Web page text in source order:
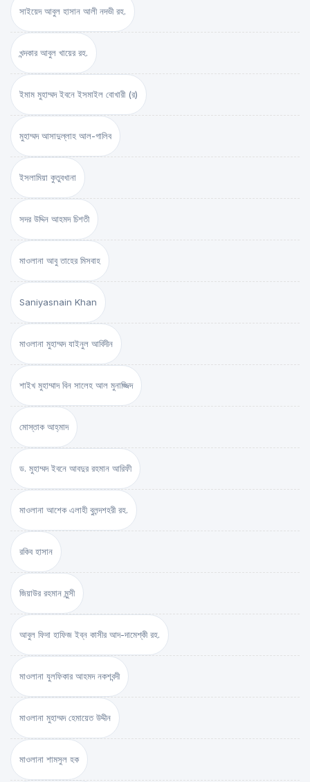
সাইয়েদ আবুল হাসান আলী নদভী রহ.
খন্দকার আবুল খায়ের রহ.
ইমাম মুহাম্মদ ইবনে ইসমাইল বোখারী (র)
মুহাম্মদ আসাদুল্লাহ আল-গালিব
ইসলামিয়া কুতুবখানা
সদর উদ্দিন আহমদ চিশতী
মাওলানা আবু তাহের মিসবাহ
Saniyasnain Khan
মাওলানা মুহাম্মদ যাইনুল আবিদীন
শাইখ মুহাম্মাদ বিন সালেহ আল মুনাজ্জিদ
মোস্তাক আহ্‌মাদ
ড. মুহাম্মদ ইবনে আবদুর রহমান আরিফী
মাওলানা আশেক এলাহী বুলন্দশহরী রহ.
রকিব হাসান
জিয়াউর রহমান মুন্সী
আবুল ফিদা হাফিজ ইব্‌ন কাসীর আদ-দামেশ্‌কী রহ.
মাওলানা যুলফিকার আহমদ নকশবন্দী
মাওলানা মুহাম্মদ হেমায়েত উদ্দীন
মাওলানা শামসুল হক